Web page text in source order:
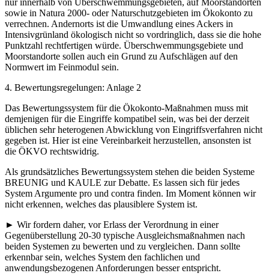
sowie in Natura 2000- oder Naturschutzgebieten im Ökokonto zu
verrechnen. Andernorts ist die Umwandlung eines Ackers in
Intensivgrünland ökologisch nicht so vordringlich, dass sie die hohe
Punktzahl rechtfertigen würde. Überschwemmungsgebiete und
Moorstandorte sollen auch ein Grund zu Aufschlägen auf den
Normwert im Feinmodul sein.
4. Bewertungsregelungen: Anlage 2
Das Bewertungssystem für die Ökokonto-Maßnahmen muss mit
demjenigen für die Eingriffe kompatibel sein, was bei der derzeit
üblichen sehr heterogenen Abwicklung von Eingriffsverfahren nicht
gegeben ist. Hier ist eine Vereinbarkeit herzustellen, ansonsten ist
die ÖKVO rechtswidrig.
Als grundsätzliches Bewertungssystem stehen die beiden Systeme
BREUNIG und KAULE zur Debatte. Es lassen sich für jedes
System Argumente pro und contra finden. Im Moment können wir
nicht erkennen, welches das plausiblere System ist.
► Wir fordern daher, vor Erlass der Verordnung in einer
Gegenüberstellung 20-30 typische Ausgleichsmaßnahmen nach
beiden Systemen zu bewerten und zu vergleichen. Dann sollte
erkennbar sein, welches System den fachlichen und
anwendungsbezogenen Anforderungen besser entspricht.